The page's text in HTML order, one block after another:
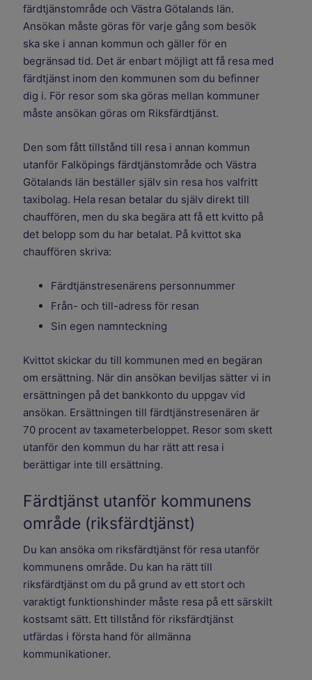
färdtjänstområde och Västra Götalands län.
Ansökan måste göras för varje gång som besök
ska ske i annan kommun och gäller för en
begränsad tid. Det är enbart möjligt att få resa med
färdtjänst inom den kommunen som du befinner
dig i. För resor som ska göras mellan kommuner
måste ansökan göras om Riksfärdtjänst.
Den som fått tillstånd till resa i annan kommun
utanför Falköpings färdtjänstområde och Västra
Götalands län beställer själv sin resa hos valfritt
taxibolag. Hela resan betalar du själv direkt till
chauffören, men du ska begära att få ett kvitto på
det belopp som du har betalat. På kvittot ska
chauffören skriva:
Färdtjänstresenärens personnummer
Från- och till-adress för resan
Sin egen namnteckning
Kvittot skickar du till kommunen med en begäran
om ersättning. När din ansökan beviljas sätter vi in
ersättningen på det bankkonto du uppgav vid
ansökan. Ersättningen till färdtjänstresenären är
70 procent av taxameterbeloppet. Resor som skett
utanför den kommun du har rätt att resa i
berättigar inte till ersättning.
Färdtjänst utanför kommunens
område (riksfärdtjänst)
Du kan ansöka om riksfärdtjänst för resa utanför
kommunens område. Du kan ha rätt till
riksfärdtjänst om du på grund av ett stort och
varaktigt funktionshinder måste resa på ett särskilt
kostsamt sätt. Ett tillstånd för riksfärdtjänst
utfärdas i första hand för allmänna
kommunikationer.